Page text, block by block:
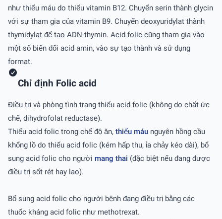
như thiếu máu do thiếu vitamin B12. Chuyển serin thành glycin
với sự tham gia của vitamin B9. Chuyển deoxyuridylat thành
thymidylat để tạo ADN-thymin. Acid folic cũng tham gia vào
một số biến đổi acid amin, vào sự tạo thành và sử dụng
format.
Chỉ định Folic acid
Ðiều trị và phòng tình trạng thiếu acid folic (không do chất ức
chế, dihydrofolat reductase).
Thiếu acid folic trong chế độ ăn, thiếu máu nguyên hồng cầu
khổng lồ do thiếu acid folic (kém hấp thu, ỉa chảy kéo dài), bổ
sung acid folic cho người mang thai (đặc biệt nếu đang được
điều trị sốt rét hay lao).
Bổ sung acid folic cho người bệnh đang điều trị bằng các
thuốc kháng acid folic như methotrexat.